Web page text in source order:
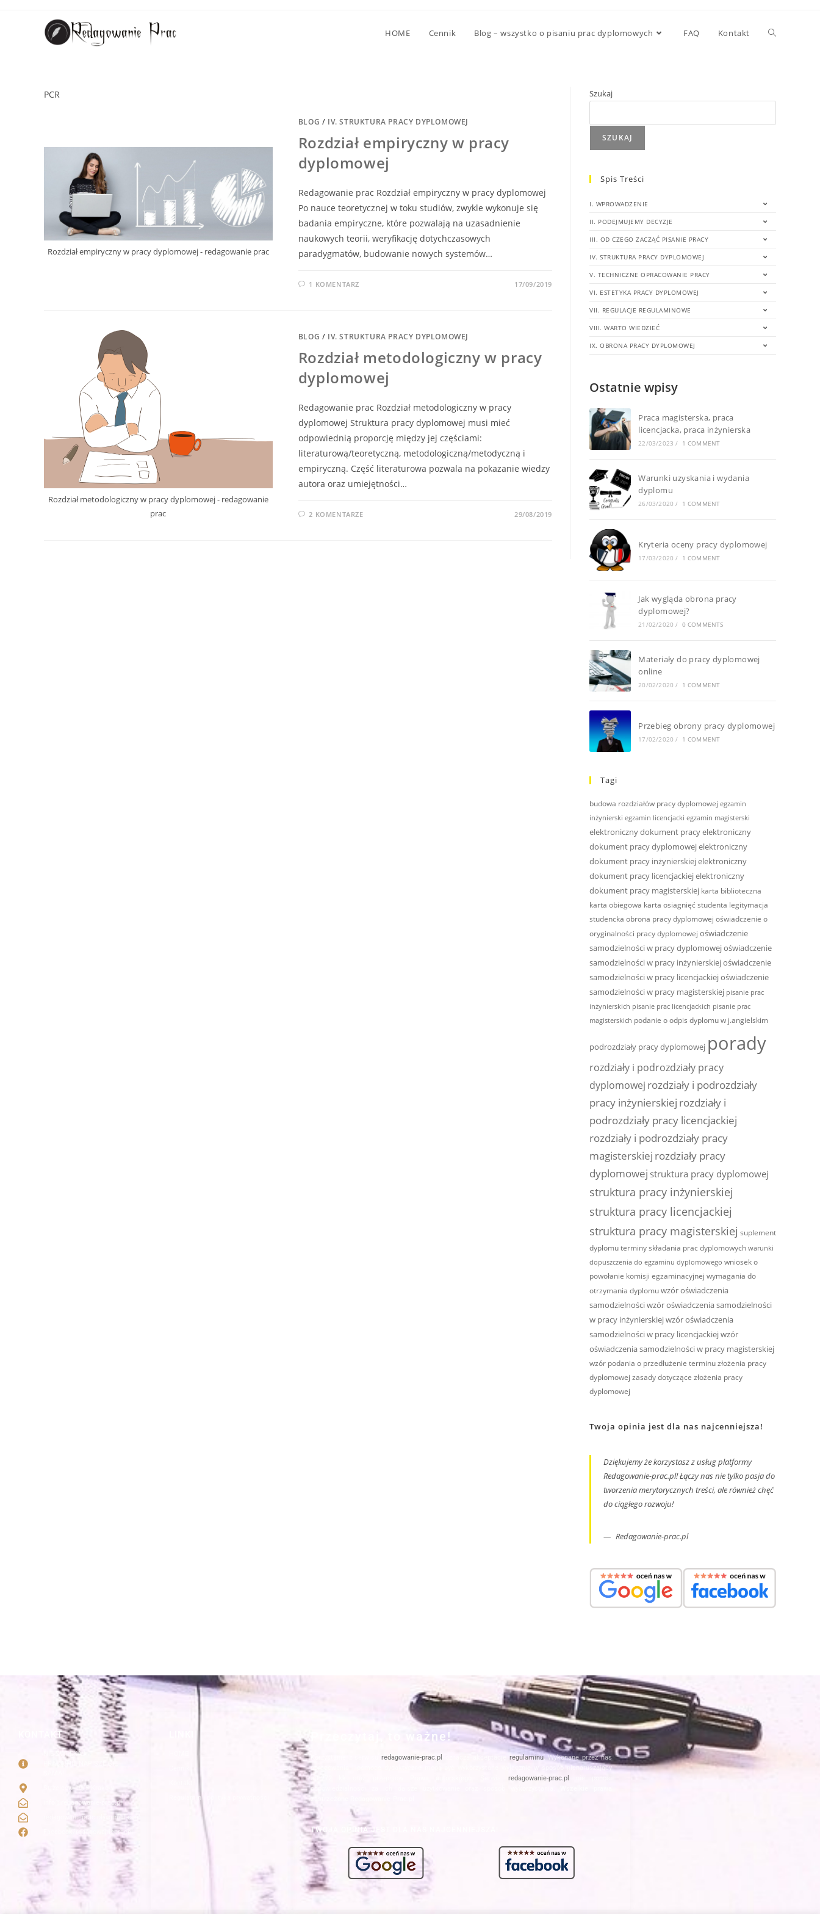
HOME Cennik Blog – wszystko o pisaniu prac dyplomowych FAQ Kontakt
PCR
Rozdział empiryczny w pracy dyplomowej - redagowanie prac
BLOG / IV. STRUKTURA PRACY DYPLOMOWEJ
Rozdział empiryczny w pracy
dyplomowej
Redagowanie prac Rozdział empiryczny w pracy dyplomowej
Po nauce teoretycznej w toku studiów, zwykle wykonuje się
badania empiryczne, które pozwalają na uzasadnienie
naukowych teorii, weryfikację dotychczasowych
paradygmatów, budowanie nowych systemów…
1 KOMENTARZ 17/09/2019
Rozdział metodologiczny w pracy dyplomowej - redagowanie
prac
BLOG / IV. STRUKTURA PRACY DYPLOMOWEJ
Rozdział metodologiczny w pracy
dyplomowej
Redagowanie prac Rozdział metodologiczny w pracy
dyplomowej Struktura pracy dyplomowej musi mieć
odpowiednią proporcję między jej częściami:
literaturową/teoretyczną, metodologiczną/metodyczną i
empiryczną. Część literaturowa pozwala na pokazanie wiedzy
autora oraz umiejętności…
2 KOMENTARZE 29/08/2019
Szukaj
SZUKAJ
Spis Treści
I. WPROWADZENIE
II. PODEJMUJEMY DECYZJE
III. OD CZEGO ZACZĄĆ PISANIE PRACY
IV. STRUKTURA PRACY DYPLOMOWEJ
V. TECHNICZNE OPRACOWANIE PRACY
VI. ESTETYKA PRACY DYPLOMOWEJ
VII. REGULACJE REGULAMINOWE
VIII. WARTO WIEDZIEĆ
IX. OBRONA PRACY DYPLOMOWEJ
Ostatnie wpisy
Praca magisterska, praca
licencjacka, praca inżynierska
22/03/2023 / 1 COMMENT
Warunki uzyskania i wydania
dyplomu
26/03/2020 / 1 COMMENT
Kryteria oceny pracy dyplomowej
17/03/2020 / 1 COMMENT
Jak wygląda obrona pracy
dyplomowej?
21/02/2020 / 0 COMMENTS
Materiały do pracy dyplomowej
online
20/02/2020 / 1 COMMENT
Przebieg obrony pracy dyplomowej
17/02/2020 / 1 COMMENT
Tagi
budowa rozdziałów pracy dyplomowej egzamin
inżynierski egzamin licencjacki egzamin magisterski
elektroniczny dokument pracyelektroniczny
dokument pracy dyplomowejelektroniczny
dokument pracy inżynierskiejelektroniczny
dokument pracy licencjackiejelektroniczny
dokument pracy magisterskiej karta biblioteczna
karta obiegowa karta osiagnięć studenta legitymacja
studencka obrona pracy dyplomowej oświadczenie o
oryginalności pracy dyplomowej oświadczenie
samodzielności w pracy dyplomowejoświadczenie
samodzielności w pracy inżynierskiejoświadczenie
samodzielności w pracy licencjackiejoświadczenie
samodzielności w pracy magisterskiej pisanie prac
inżynierskich pisanie prac licencjackich pisanie prac
magisterskich podanie o odpis dyplomu w j.angielskim
podrozdziały pracy dyplomowej porady
rozdziały i podrozdziały pracy
dyplomowej rozdziały i podrozdziały
pracy inżynierskiej rozdziały i
podrozdziały pracy licencjackiej
rozdziały i podrozdziały pracy
magisterskiej rozdziały pracy
dyplomowej struktura pracy dyplomowej
struktura pracy inżynierskiej
struktura pracy licencjackiej
struktura pracy magisterskiej suplement
dyplomuterminy składania prac dyplomowych warunki
dopuszczenia do egzaminu dyplomowego wniosek o
powołanie komisji egzaminacyjnej wymagania do
otrzymania dyplomuwzór oświadczenia
samodzielnościwzór oświadczenia samodzielności
w pracy inżynierskiejwzór oświadczenia
samodzielności w pracy licencjackiejwzór
oświadczenia samodzielności w pracy magisterskiej
wzór podania o przedłużenie terminu złożenia pracy
dyplomowej zasady dotyczące złożenia pracy
dyplomowej
Twoja opinia jest dla nas najcenniejsza!
Dziękujemy że korzystasz z usług platformy
Redagowanie-prac.pl! Łączy nas nie tylko pasja do
tworzenia merytorycznych treści, ale również chęć
do ciągłego rozwoju!
Redagowanie-prac.pl
KONTAKT
NIE ZWLEKAJ
Strzelców 19/5 Kraków
info@redagowanie-prac.pl
redagowanieprac.pl@gmail.com
Facebook/redagowaniepracpl
Regulamin i polityka prywatności
Przeczytaj, to ważne!
Korzystanie z serwisuredagowanie-prac.pl regulaminu. Wykonane przez nas
opracowania i pomoce dydaktyczne mogą być wykorzystane wyłącznie w sposób nienaruszający
redagowanie-prac.pl
odpowiedzialności za ich dalsze użytkowanie oraz sposób wykorzystania.
TWOJA OPINIA JEST DLA NAS NAJCENNIEJSZA!